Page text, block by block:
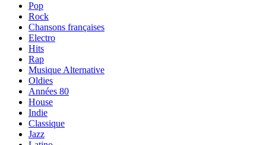
Pop
Rock
Chansons françaises
Electro
Hits
Rap
Musique Alternative
Oldies
Années 80
House
Indie
Classique
Jazz